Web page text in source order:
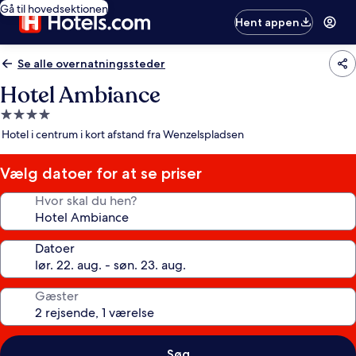
Gå til hovedsektionen
Hent appen
Se alle overnatningssteder
Hotel Ambiance
4.0-
stjernet
Hotel i centrum i kort afstand fra Wenzelspladsen
Vælg datoer for at se priser
Hvor skal du hen?
Datoer
Gæster